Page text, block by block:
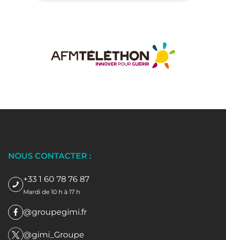
NOUS CONTACTER :
+33 1 60 78 76 87
Mardi de 10 h à 17 h
@groupegimi.fr
@gimi_Groupe